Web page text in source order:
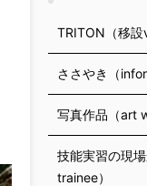
TRITON（移設
ささやき（
写真作品（art
技能実習の現
trainee）